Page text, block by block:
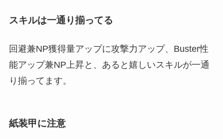
スキルは一通り揃ってる
回避兼NP獲得量アップに攻撃力アップ、Buster性
能アップ兼NP上昇と、あると嬉しいスキルが一通
り揃ってます。
紙装甲に注意